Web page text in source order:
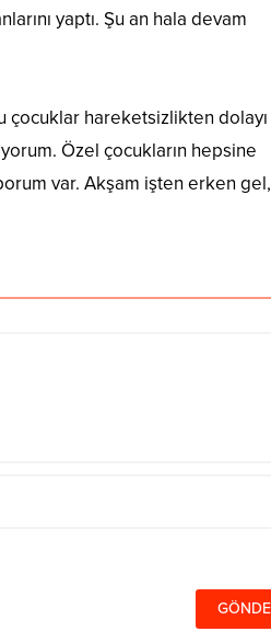
yaptı. Şu an hala devam
hareketsizlikten dolayı
Özel çocukların hepsine
var. Akşam işten erken gel,